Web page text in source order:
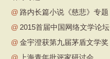
@ 路内长篇小说《慈悲》专题
@ 2015首届中国网络文学论坛
@ 金宇澄获第九届茅盾文学奖
@
上海青年批评家研讨会